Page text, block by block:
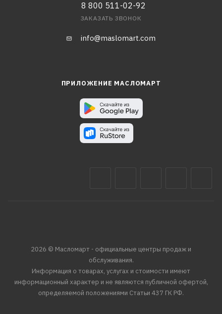
8 800 511-02-92
ЗАКАЗАТЬ ЗВОНОК
info@maslomart.com
ПРИЛОЖЕНИЕ МАСЛОМАРТ
2026 © Масломарт - официальные центры продаж и
обслуживания.
Информация о товарах, услугах и стоимости имеют
информационный характер и не являются публичной офертой,
определяемой положениями Статьи 437 ГК РФ.